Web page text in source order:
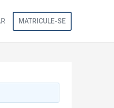
MATRICULE-SE